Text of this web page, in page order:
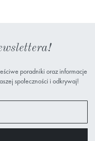
poradniki oraz informacje
społeczności i odkrywaj!